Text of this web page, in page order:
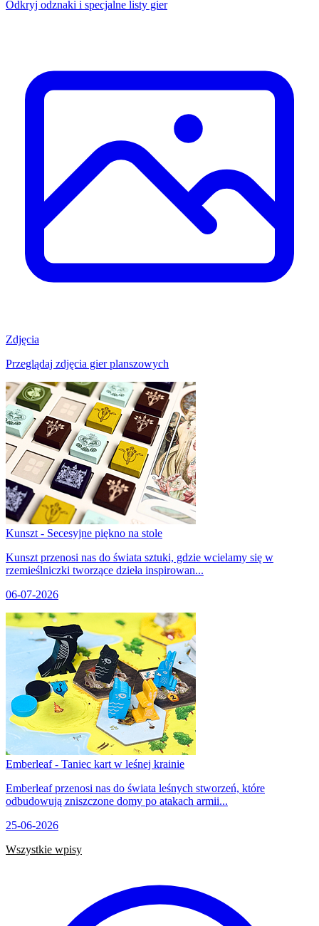
Odkryj odznaki i specjalne listy gier
Zdjęcia
Przeglądaj zdjęcia gier planszowych
Kunszt - Secesyjne piękno na stole
Kunszt przenosi nas do świata sztuki, gdzie wcielamy się w
rzemieślniczki tworzące dzieła inspirowan...
06-07-2026
Emberleaf - Taniec kart w leśnej krainie
Emberleaf przenosi nas do świata leśnych stworzeń, które
odbudowują zniszczone domy po atakach armii...
25-06-2026
Wszystkie wpisy